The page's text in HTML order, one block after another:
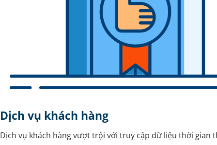
Dịch vụ khách hàng
Dịch vụ khách hàng vượt trội với truy cập dữ liệu thời gian